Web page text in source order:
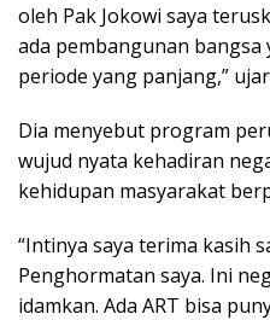
oleh Pak Jokowi saya
ada pembangunan
periode yang panjang,”
Dia menyebut program
wujud nyata kehadiran
kehidupan masyarakat
“Intinya saya terima kasih
Penghormatan saya. Ini
idamkan. Ada ART bisa